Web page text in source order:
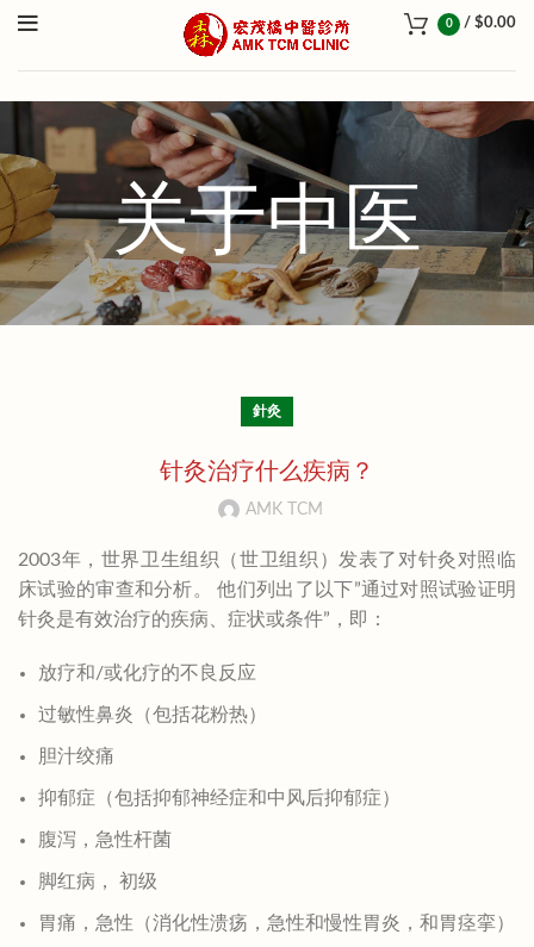
0 / $0.00
关于中医
針灸
针灸治疗什么疾病？
AMK TCM
2003年，世界卫生组织（世卫组织）发表了对针灸对照临
床试验的审查和分析。 他们列出了以下”通过对照试验证明
针灸是有效治疗的疾病、症状或条件”，即：
放疗和/或化疗的不良反应
过敏性鼻炎（包括花粉热）
胆汁绞痛
抑郁症（包括抑郁神经症和中风后抑郁症）
腹泻，急性杆菌
脚红病， 初级
胃痛，急性（消化性溃疡，急性和慢性胃炎，和胃痉挛）